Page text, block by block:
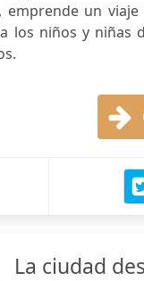
emprende un
los niños y
La ciudad